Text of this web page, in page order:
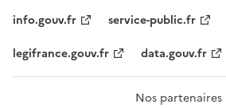
F
A
T
info.gouv.fr
service-public.fr
legifrance.gouv.fr
data.gouv.fr
Nos partenaires